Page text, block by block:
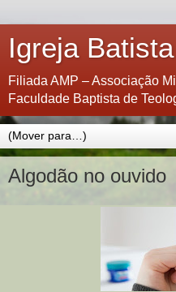
Igreja
Filiada AMP – Associação
Faculdade Baptista de
Algodão no ouvido